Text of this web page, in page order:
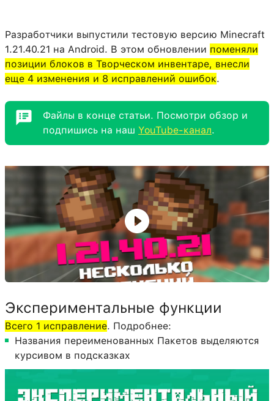
Разработчики выпустили тестовую версию Minecraft
1.21.40.21 на Android. В этом обновлении поменяли
позиции блоков в Творческом инвентаре, внесли
еще 4 изменения и 8 исправлений ошибок.
Файлы в конце статьи. Посмотри обзор и
подпишись на наш YouTube-канал.
Экспериментальные функции
Всего 1 исправление. Подробнее:
Названия переименованных Пакетов выделяются
курсивом в подсказках